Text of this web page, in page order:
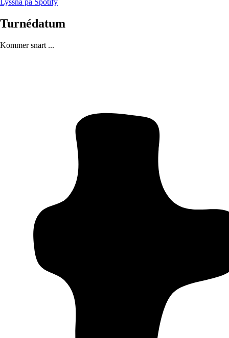
Lyssna på Spotify
Turnédatum
Kommer snart ...